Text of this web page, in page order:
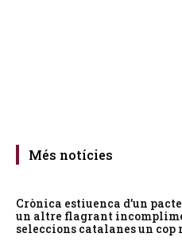
Més notícies
Crònica estiuenca d’un
un altre flagrant
seleccions catalanes un cop